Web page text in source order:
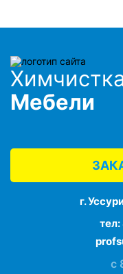
Химчистка
Мебели
г.
тел:
с